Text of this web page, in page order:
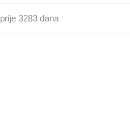
prije 3283 dana